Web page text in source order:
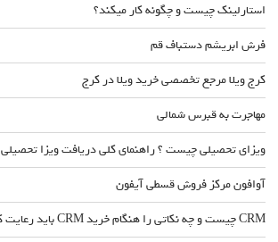
استارلینک چیست و چگونه کار میکند؟
فرش ابریشم دستباف قم
کرج ویلا مرجع تخصصی خرید ویلا در کرج
مهاجرت به قبرس شمالی
ویزای تحصیلی چیست ؟ راهنمای کلی دریافت ویزا تحصیلی
آوافون مرکز فروش قسطی آیفون
CRM چیست و چه نکاتی را هنگام خرید CRM باید رعایت کرد؟